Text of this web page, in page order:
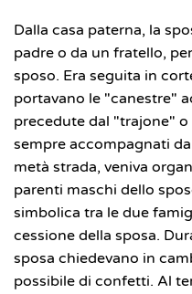
Dalla casa paterna, la
padre o da un fratello,
sposo. Era seguita in
portavano le "canestre"
precedute dal "trajone"
sempre accompagnati
metà strada, veniva
parenti maschi dello
simbolica tra le due
cessione della sposa.
sposa chiedevano in
possibile di confetti. Al